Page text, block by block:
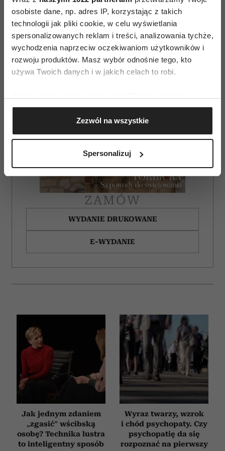
osobiste dane, np. adres IP, korzystając z takich
technologii jak pliki cookie, w celu wyświetlania
spersonalizowanych reklam i treści, analizowania tychże,
wychodzenia naprzeciw oczekiwaniom użytkowników i
rozwoju produktów. Masz wybór odnośnie tego, kto
używa Twoich danych i w jakich celach to robi.
Gromadzić dane dotyczące Twojej lokalizacji
geograficznej z dokładnością nawet do kilku metrów
Identyfikować Twoje urządzenie, aktywnie
(fingerprinting, czyli wirtualny odcisk palca)
dane są przetwarzane oraz ustaw własne preferencje w
. W Deklaracji plików cookie możesz
zmienić lub wycofać swoją zgodę w dowolnej chwili.
Wykorzystujemy pliki cookie do spersonalizowania treści
i reklam, aby oferować funkcje społecznościowe i
korzystasz z naszej witryny, udostępniamy partnerom
korzystania z ich usług.
Zezwól na wszystkie
Spersonalizuj
ZAMÓW
WYDANIE DRUKOWANE
E-WYDANIE
Jak jednym zdaniem
„zgasić” wścibską
osobę? Technika lustra
to inteligentny sposób
Wyraz twarzy, wzrok
i chód psychopaty. Czy
psychopatię da się
rozpoznać na pierwszy